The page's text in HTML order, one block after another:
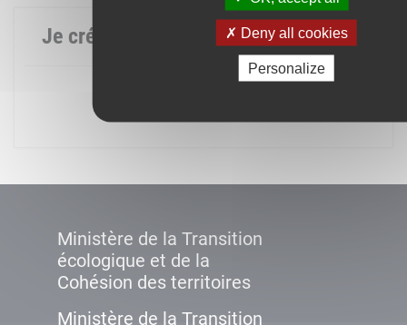
Deny all cookies
Personalize
Je crée mon compte
Ministère de la Transition
écologique et de la
Cohésion des territoires
Ministère de la Transition